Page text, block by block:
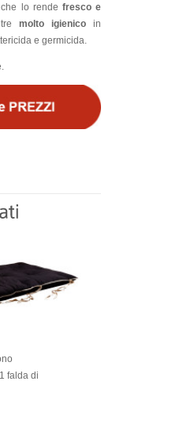
lo rende fresco e
molto igienico in
e germicida.
falda di